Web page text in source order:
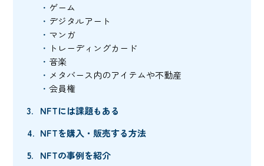
ゲーム
デジタルアート
マンガ
トレーディングカード
音楽
メタバース内のアイテムや不動産
会員権
NFTには課題もある
NFTを購入・販売する方法
NFTの事例を紹介